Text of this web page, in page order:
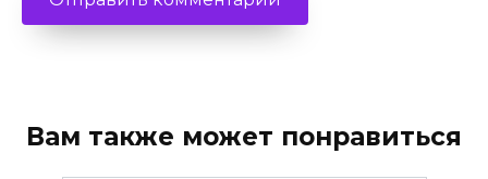
Вам также может понравиться